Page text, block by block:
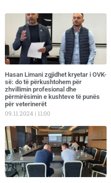
Hasan Limani zgjidhet kryetar i OVK-
së: do të përkushtohem për
zhvillimin profesional dhe
përmirësimin e kushteve të punës
për veterinerët
09.11.2024 11:00